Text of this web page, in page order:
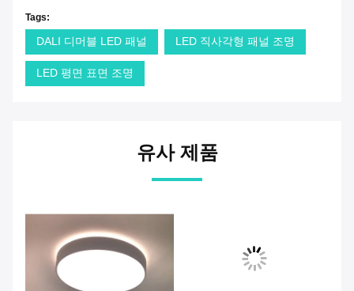
Tags:
DALI 디머블 LED 패널 LED 직사각형 패널 조명
LED 평면 표면 조명
유사 제품